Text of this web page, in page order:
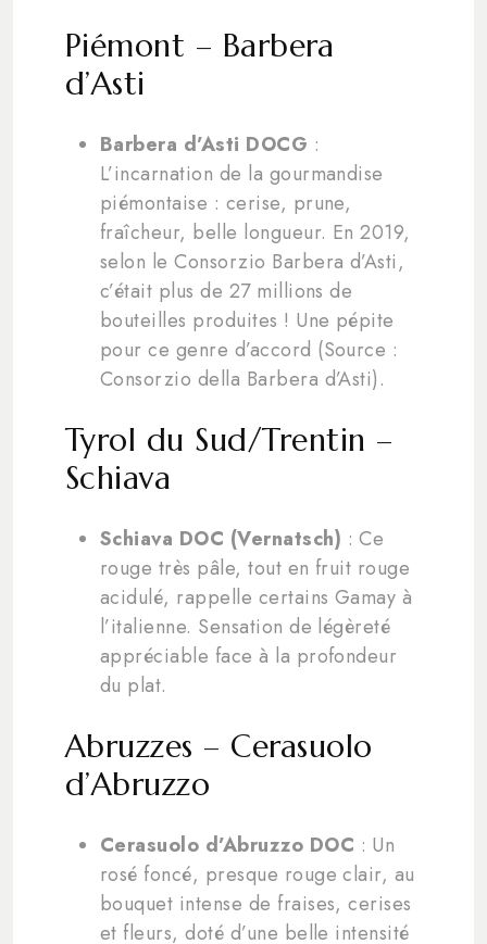
Piémont – Barbera
d’Asti
Barbera d’Asti DOCG :
L’incarnation de la gourmandise
piémontaise : cerise, prune,
fraîcheur, belle longueur. En 2019,
selon le Consorzio Barbera d’Asti,
c’était plus de 27 millions de
bouteilles produites ! Une pépite
pour ce genre d’accord (Source :
Consorzio della Barbera d’Asti).
Tyrol du Sud/Trentin –
Schiava
Schiava DOC (Vernatsch) : Ce
rouge très pâle, tout en fruit rouge
acidulé, rappelle certains Gamay à
l’italienne. Sensation de légèreté
appréciable face à la profondeur
du plat.
Abruzzes – Cerasuolo
d’Abruzzo
Cerasuolo d’Abruzzo DOC : Un
rosé foncé, presque rouge clair, au
bouquet intense de fraises, cerises
et fleurs, doté d’une belle intensité